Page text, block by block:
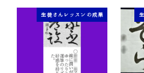
生徒さんレッスンの成果